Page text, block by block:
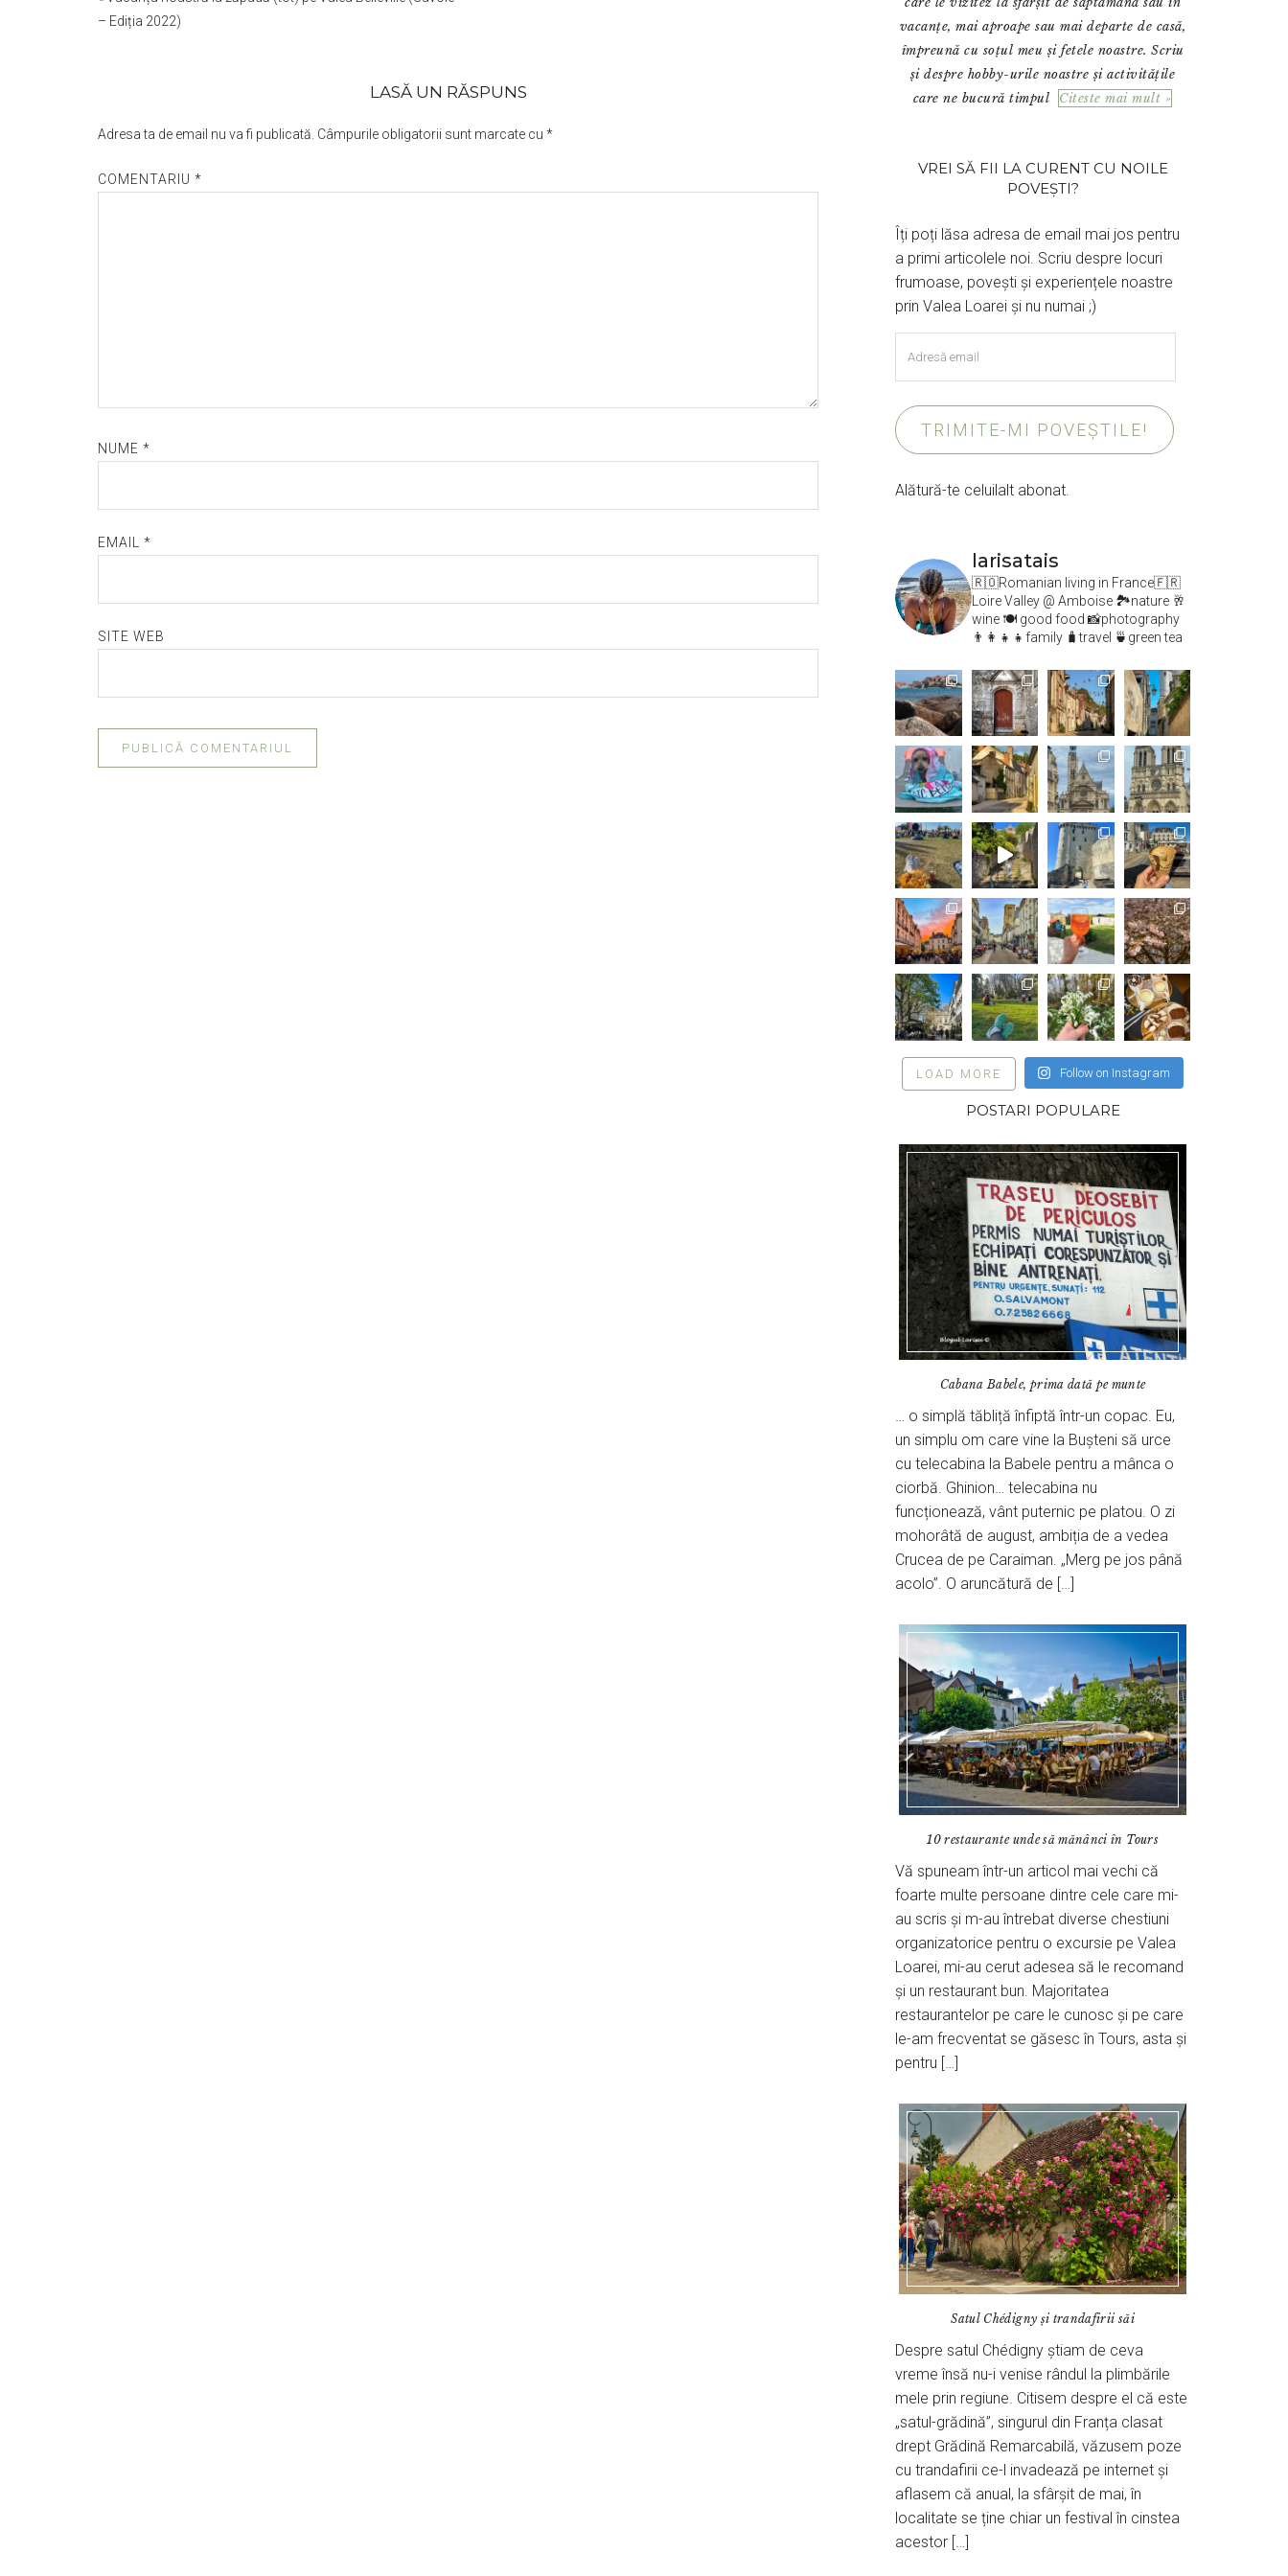
– Ediția 2022)
LASĂ UN RĂSPUNS
Adresa ta de email nu va fi publicată. Câmpurile obligatorii sunt marcate cu *
COMENTARIU *
NUME *
EMAIL *
SITE WEB
vacanțe, mai aproape sau mai departe de casă,
împreună cu soțul meu și fetele noastre. Scriu
și despre hobby-urile noastre și activitățile
care ne bucură timpul Citeste mai mult »
VREI SĂ FII LA CURENT CU NOILE
POVEȘTI?
Îți poți lăsa adresa de email mai jos pentru
a primi articolele noi. Scriu despre locuri
frumoase, povești și experiențele noastre
prin Valea Loarei și nu numai ;)
email
TRIMITE-MI POVEȘTILE!
Alătură-te celuilalt abonat.
larisatais
🇷🇴Romanian living in France🇫🇷
Loire Valley @ Amboise 🏞️nature 🥂
wine 🍽 good food 📸photography
👨‍👩‍👧‍👧family 🧳travel 🍵green tea
LOAD MORE Follow on Instagram
POSTARI POPULARE
Cabana Babele, prima dată pe munte
… o simplă tăbliță înfiptă într-un copac. Eu,
un simplu om care vine la Bușteni să urce
cu telecabina la Babele pentru a mânca o
ciorbă. Ghinion… telecabina nu
funcționează, vânt puternic pe platou. O zi
mohorâtă de august, ambiția de a vedea
Crucea de pe Caraiman. „Merg pe jos până
acolo”. O aruncătură de […]
10 restaurante unde să mănânci în Tours
Vă spuneam într-un articol mai vechi că
foarte multe persoane dintre cele care mi-
au scris și m-au întrebat diverse chestiuni
organizatorice pentru o excursie pe Valea
Loarei, mi-au cerut adesea să le recomand
și un restaurant bun. Majoritatea
restaurantelor pe care le cunosc și pe care
le-am frecventat se găsesc în Tours, asta și
pentru […]
Satul Chédigny și trandafirii săi
Despre satul Chédigny știam de ceva
vreme însă nu-i venise rândul la plimbările
mele prin regiune. Citisem despre el că este
„satul-grădină”, singurul din Franța clasat
drept Grădină Remarcabilă, văzusem poze
cu trandafirii ce-l invadează pe internet și
aflasem că anual, la sfârșit de mai, în
localitate se ține chiar un festival în cinstea
acestor […]